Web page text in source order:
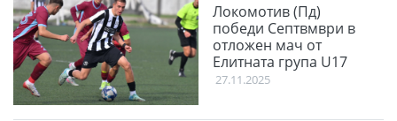
Локомотив (Пд)
победи Септвмври в
отложен мач от
Елитната група U17
27.11.2025